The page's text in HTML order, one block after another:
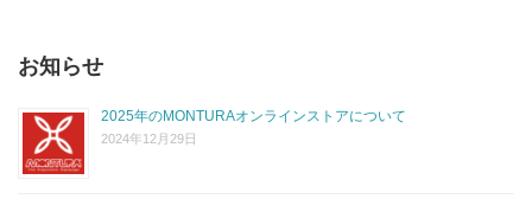
お知らせ
2025年のMONTURAオンラインストアについて
2024年12月29日